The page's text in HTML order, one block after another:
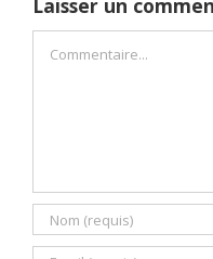
Laisser un